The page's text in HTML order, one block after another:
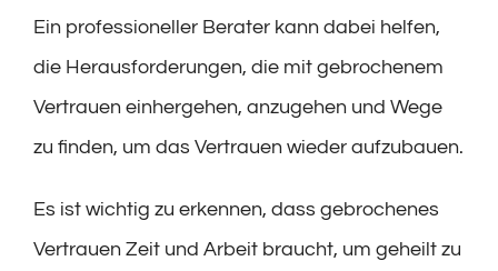
Ein professioneller Berater kann dabei helfen,
die Herausforderungen, die mit gebrochenem
Vertrauen einhergehen, anzugehen und Wege
zu finden, um das Vertrauen wieder aufzubauen.
Es ist wichtig zu erkennen, dass gebrochenes
Vertrauen Zeit und Arbeit braucht, um geheilt zu